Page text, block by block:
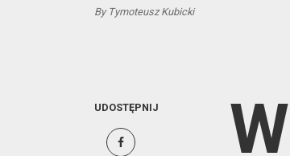
By Tymoteusz Kubicki
UDOSTĘPNIJ W